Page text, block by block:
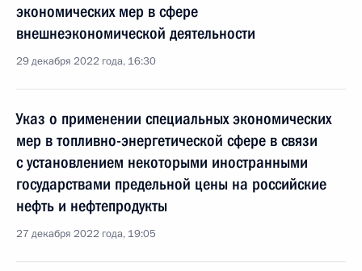
экономических мер в сфере
внешнеэкономической деятельности
29 декабря 2022 года, 16:30
Указ о применении специальных экономических
мер в топливно-энергетической сфере в связи
с установлением некоторыми иностранными
государствами предельной цены на российские
нефть и нефтепродукты
27 декабря 2022 года, 19:05